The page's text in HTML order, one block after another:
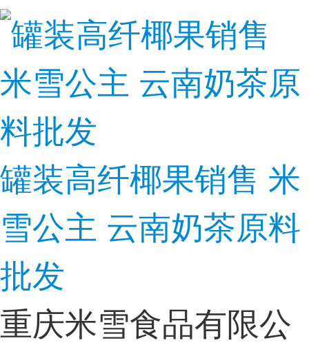
罐装高纤椰果销售 米
雪公主 云南奶茶原料
批发
重庆米雪食品有限公